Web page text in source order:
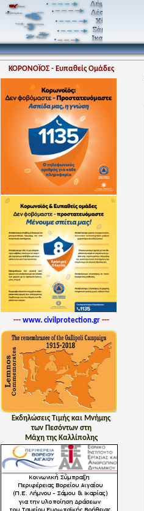
ΚΟΡΟΝΟΪΟΣ - Ευπαθείς Ομάδες
--- www. civilprotection.gr---
Εκδηλώσεις Τιμής και Μνήμης
των Πεσόντων στη
Μάχη της Καλλίπολης